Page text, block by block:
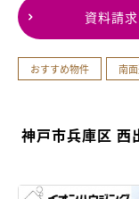
資料請求
おすすめ物件 南
神戸市兵庫区 西